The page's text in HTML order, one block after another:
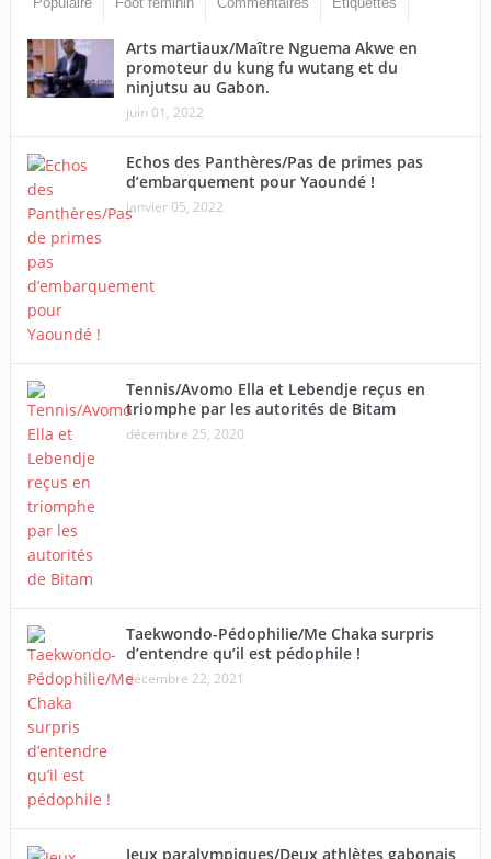
Arts martiaux/Maître Nguema Akwe en
promoteur du kung fu wutang et du
ninjutsu au Gabon.
juin 01, 2022
Echos des Panthères/Pas de primes pas
d’embarquement pour Yaoundé !
janvier 05, 2022
Tennis/Avomo Ella et Lebendje reçus en
triomphe par les autorités de Bitam
décembre 25, 2020
Taekwondo-Pédophilie/Me Chaka surpris
d’entendre qu’il est pédophile !
décembre 22, 2021
Jeux paralympiques/Deux athlètes gabonais